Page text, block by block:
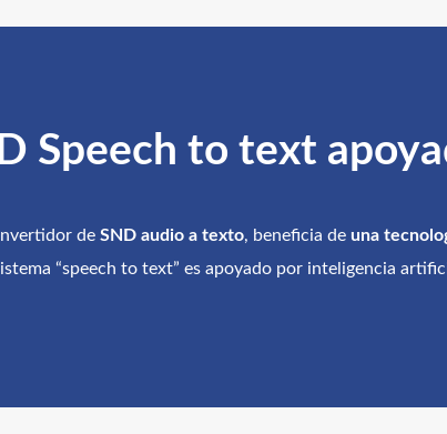
Speech to text
de SND audio a texto, beneficia de una
“speech to text” es apoyado por inteligencia